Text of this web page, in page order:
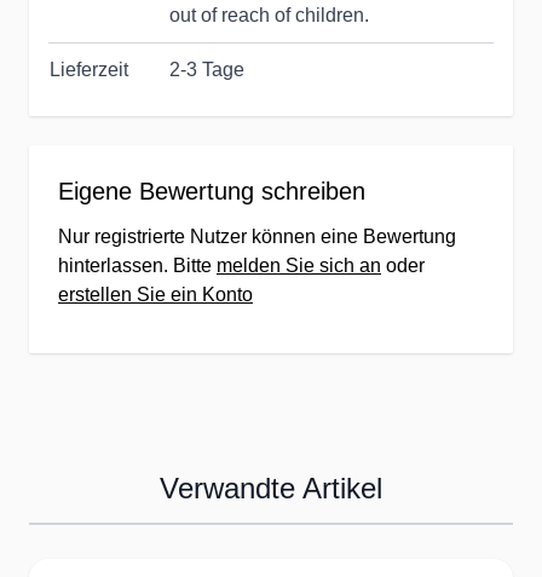
out of reach of children.
Lieferzeit 2-3 Tage
Eigene Bewertung schreiben
Nur registrierte Nutzer können eine Bewertung
hinterlassen. Bitte melden Sie sich an oder
erstellen Sie ein Konto
Verwandte Artikel